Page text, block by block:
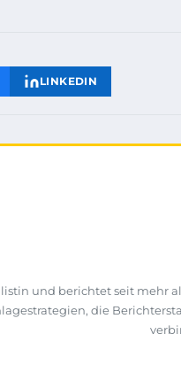
LINKEDIN
und berichtet seit mehr
die